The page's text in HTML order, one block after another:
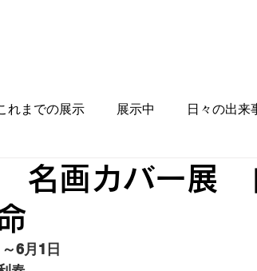
れまでの展示 展示中 日々の出来
名画カバー展
6月1日